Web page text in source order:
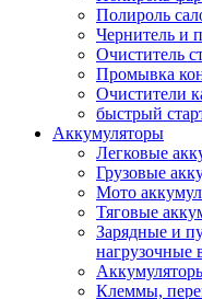
Полироль
Чернитель и
Очиститель
Промывка
Очистители
быстрый
Аккумуляторы
Легковые
Грузовые
Мото
Тяговые
Зарядные и
нагрузочные
Клеммы,